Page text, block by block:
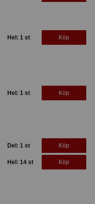
Hel: 1 st Köp
Hel: 1 st Köp
Del: 1 st Köp
Hel: 14 st Köp